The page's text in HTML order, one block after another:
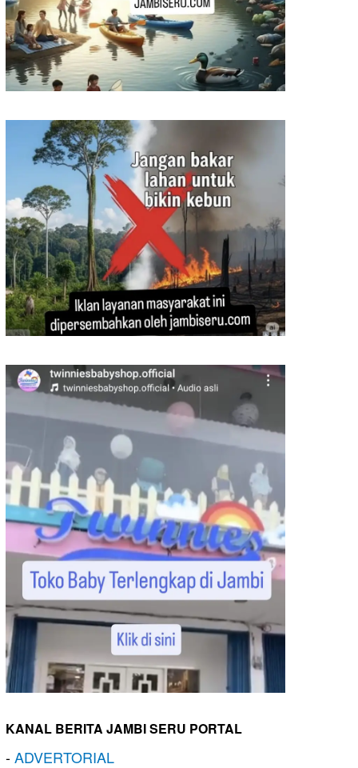
KANAL BERITA JAMBI SERU PORTAL
-ADVERTORIAL